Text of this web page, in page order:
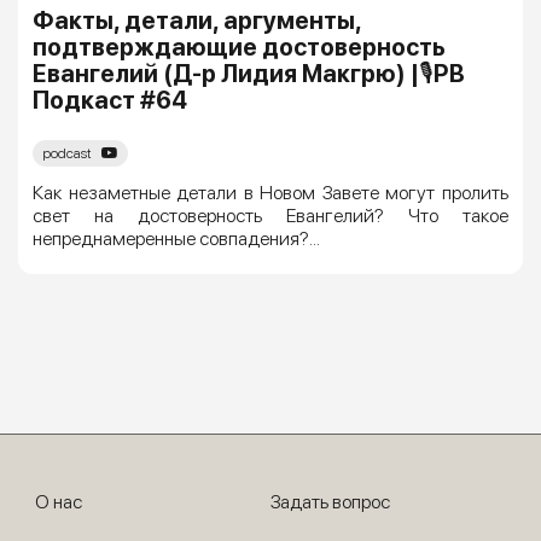
Факты, детали, аргументы,
подтверждающие достоверность
Евангелий (Д-р Лидия Макгрю) |🎙РВ
Подкаст #64
podcast
Как незаметные детали в Новом Завете могут пролить
свет на достоверность Евангелий? Что такое
непреднамеренные совпадения?...
О нас Задать вопрос